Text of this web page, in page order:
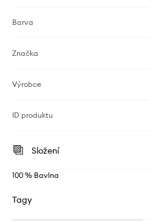
Barva
Značka
Výrobce
ID produktu
Složení
100 % Bavlna
Tagy